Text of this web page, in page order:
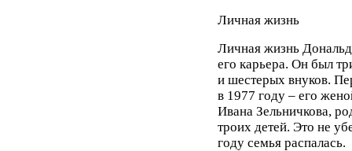
Личная жизнь
Личная жизнь
его карьера. Он был
и шестерых внуков.
в 1977 году – его
Ивана Зельничкова,
троих детей. Это не
году семья распалась.